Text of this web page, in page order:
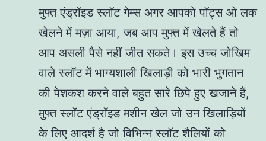
मुफ्त एंड्रॉइड स्लॉट गेम्स अगर आपको पॉट्स ओ लक
खेलने में मज़ा आया, जब आप मुफ्त में खेलते हैं तो
आप असली पैसे नहीं जीत सकते। इस उच्च जोखिम
वाले स्लॉट में भाग्यशाली खिलाड़ी को भारी भुगतान
की पेशकश करने वाले बहुत सारे छिपे हुए खजाने हैं,
मुफ्त स्लॉट एंड्रॉइड मशीन खेल जो उन खिलाड़ियों
के लिए आदर्श है जो विभिन्न स्लॉट शैलियों को